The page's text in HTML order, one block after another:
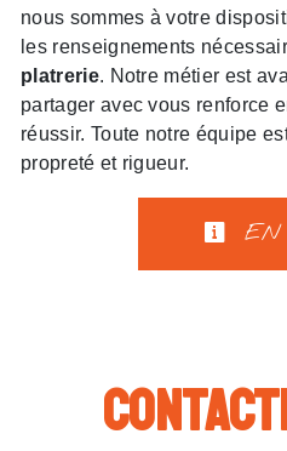
nous sommes à votre
les renseignements
platrerie. Notre métier est
partager avec vous renforce
réussir. Toute notre équipe
propreté et rigueur.
EN